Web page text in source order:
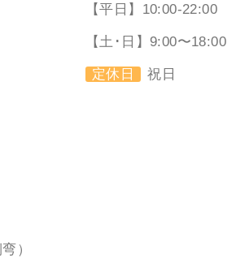
）
【平日】10:00-22:00
【土･日】9:00〜18:00
定休日 祝日